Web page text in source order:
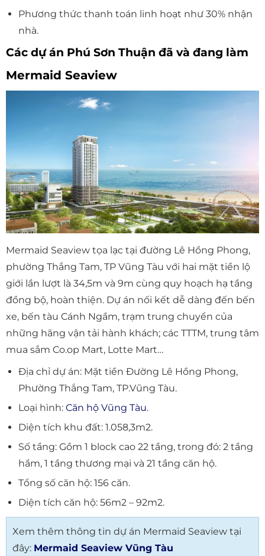
Phương thức thanh toán linh hoạt như 30% nhận
nhà.
Các dự án Phú Sơn Thuận đã và đang làm
Mermaid Seaview
Mermaid Seaview tọa lạc tại đường Lê Hồng Phong,
phường Thắng Tam, TP Vũng Tàu với hai mặt tiền lộ
giới lần lượt là 34,5m và 9m cùng quy hoạch hạ tầng
đồng bộ, hoàn thiện. Dự án nối kết dễ dàng đến bến
xe, bến tàu Cánh Ngầm, trạm trung chuyển của
những hãng vận tải hành khách; các TTTM, trung tâm
mua sắm Co.op Mart, Lotte Mart…
Địa chỉ dự án: Mặt tiền Đường Lê Hồng Phong,
Phường Thắng Tam, TP.Vũng Tàu.
Loại hình: Căn hộ Vũng Tàu.
Diện tích khu đất: 1.058,3m2.
Số tầng: Gồm 1 block cao 22 tầng, trong đó: 2 tầng
hầm, 1 tầng thương mại và 21 tầng căn hộ.
Tổng số căn hộ: 156 căn.
Diện tích căn hộ: 56m2 – 92m2.
Xem thêm thông tin dự án Mermaid Seaview tại
đây: Mermaid Seaview Vũng Tàu